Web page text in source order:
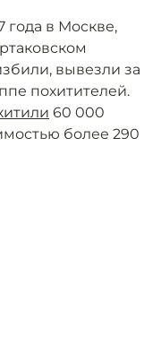
года в Москве,
вывезли за
похитителей.
60 000
более 290